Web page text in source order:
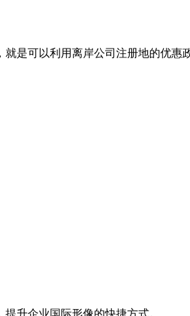
可以利用离岸公司注册地的优惠